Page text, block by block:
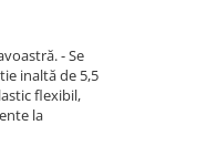
- Se
inaltă de 5,5
flexibil,
la